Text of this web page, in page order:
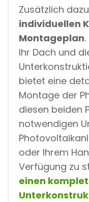
Zusätzlich
individuellen
Montageplan
Ihr Dach und
bietet eine
Montage der
diesen beiden
notwendigen
oder Ihrem
Verfügung zu
einen